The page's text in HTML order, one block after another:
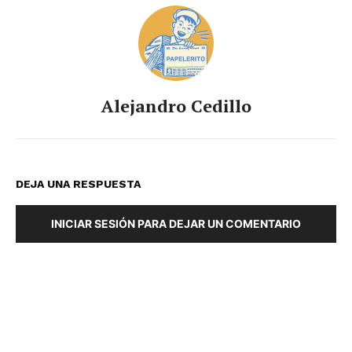
Alejandro Cedillo
DEJA UNA RESPUESTA
INICIAR SESIÓN PARA DEJAR UN COMENTARIO